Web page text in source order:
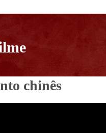
chinês